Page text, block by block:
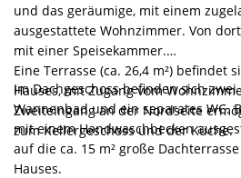
und das geräumige, mit einem
ausgestattete Wohnzimmer. Von
mit einer Speisekammer.
Eine Terrasse (ca. 26,4 m²) befindet
Hauses, mit Zugang vom
Zweiteingang an der Nordseite
zum Kellergeschoss und der Küche.
Im Dachgeschoss befinden sich
Wannenbad und ein separates WC.
mit einem Handwaschbecken
auf die ca. 15 m² große
Hauses.